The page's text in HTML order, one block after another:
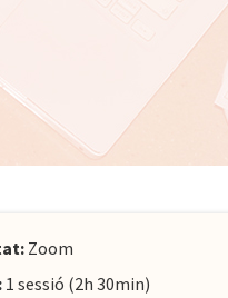
Zoom
1 sessió (2h 30min)